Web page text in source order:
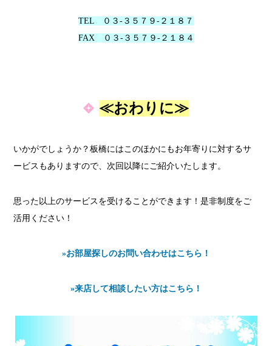
TEL ０３-３５７９-２１８７
FAX ０３-３５７９-２１８４
≪おわりに≫
いかがでしょうか？板橋にはこのほかにもお年寄りに対するサ
ービスもありますので、次回以降にご紹介いたします。
思った以上のサービスを受けることができます！是非制度をご
活用ください！
»お部屋探しのお問い合わせはこちら！
»来店して相談したい方はこちら！